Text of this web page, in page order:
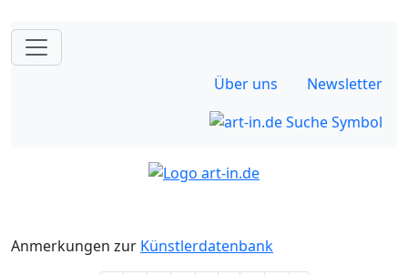
Über uns Newsletter
Anmerkungen zur Künstlerdatenbank